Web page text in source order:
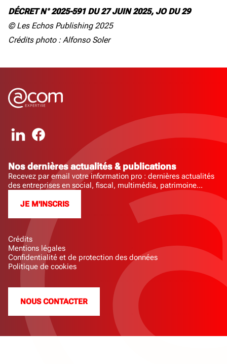
DÉCRET N° 2025-591 DU 27 JUIN 2025, JO DU 29
© Les Echos Publishing 2025
Crédits photo : Alfonso Soler
Crédits
Mentions légales
Confidentialité et de protection des données
Politique de cookies
NOUS CONTACTER
Nos dernières actualités & publications
Recevez par email votre information pro : dernières actualités
des entreprises en social, fiscal, multimédia, patrimoine...
JE M'INSCRIS